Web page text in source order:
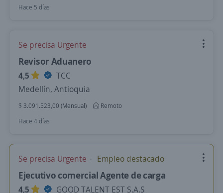
Hace 5 días
Se precisa Urgente
Revisor Aduanero
4,5
TCC
Medellín, Antioquia
$ 3.091.523,00 (Mensual)
Remoto
Hace 4 días
Se precisa Urgente Empleo destacado
Ejecutivo comercial Agente de carga
4,5
GOOD TALENT EST S.A.S